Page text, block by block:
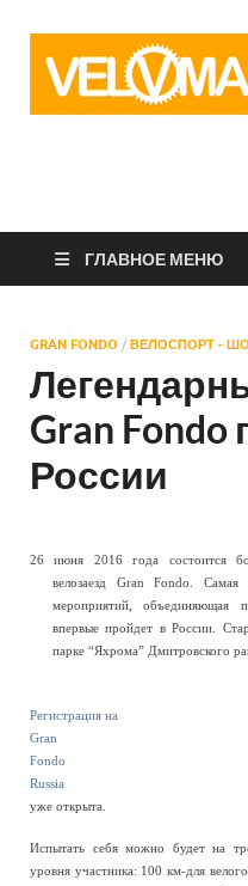
ГЛАВНОЕ МЕНЮ
GRAN FONDO / ВЕЛОСПОРТ -
Gran Fondo
России
26 июня 2016 года состоится
велозаезд Gran Fondo.
мероприятий, объединяющая
впервые пройдет в России.
парке “Яхрома” Дмитровского
Регистрация на
Gran
Fondo
Russia
уже открыта.
Испытать себя можно будет на
уровня участника: 100 км-для